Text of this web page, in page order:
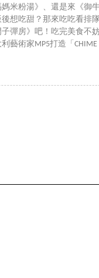
米粉湯》、還是來《御
想吃甜？那來吃吃看排
彈房》吧！吃完美食不
術家MP5打造「CHIME